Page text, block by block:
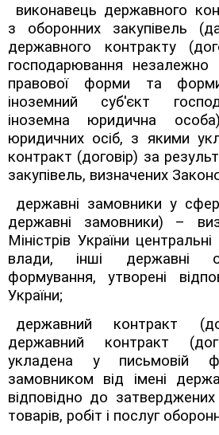
виконавець державного
з оборонних закупівель
державного контракту
господарювання незалежно
правової форми та
іноземний суб'єкт
іноземна юридична
юридичних осіб, з якими
контракт (договір) за
закупівель, визначених
державні замовники у
державні замовники) –
Міністрів України
влади, інші державні
формування, утворені
України;
державний контракт
державний контракт
укладена у письмовій
замовником від імені
відповідно до затверджених
товарів, робіт і послуг